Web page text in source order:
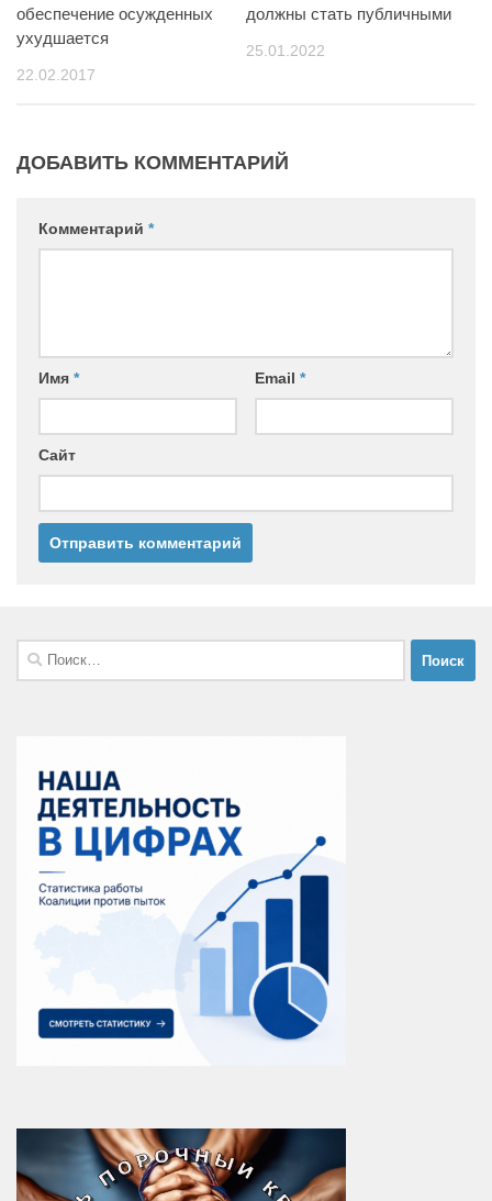
обеспечение осужденных
ухудшается
22.02.2017
должны стать публичными
25.01.2022
ДОБАВИТЬ КОММЕНТАРИЙ
Комментарий *
Имя * Email *
Сайт
Найти: